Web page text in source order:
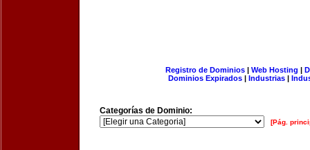
Registro de Dominios| Web Hosting |
Dominios Expirados | Industrias |
Categorías de Dominio:
[Pág.